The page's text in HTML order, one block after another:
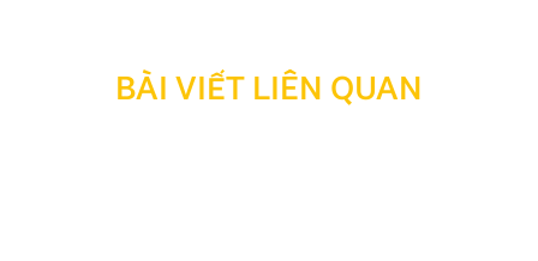
BÀI VIẾT LIÊN QUAN